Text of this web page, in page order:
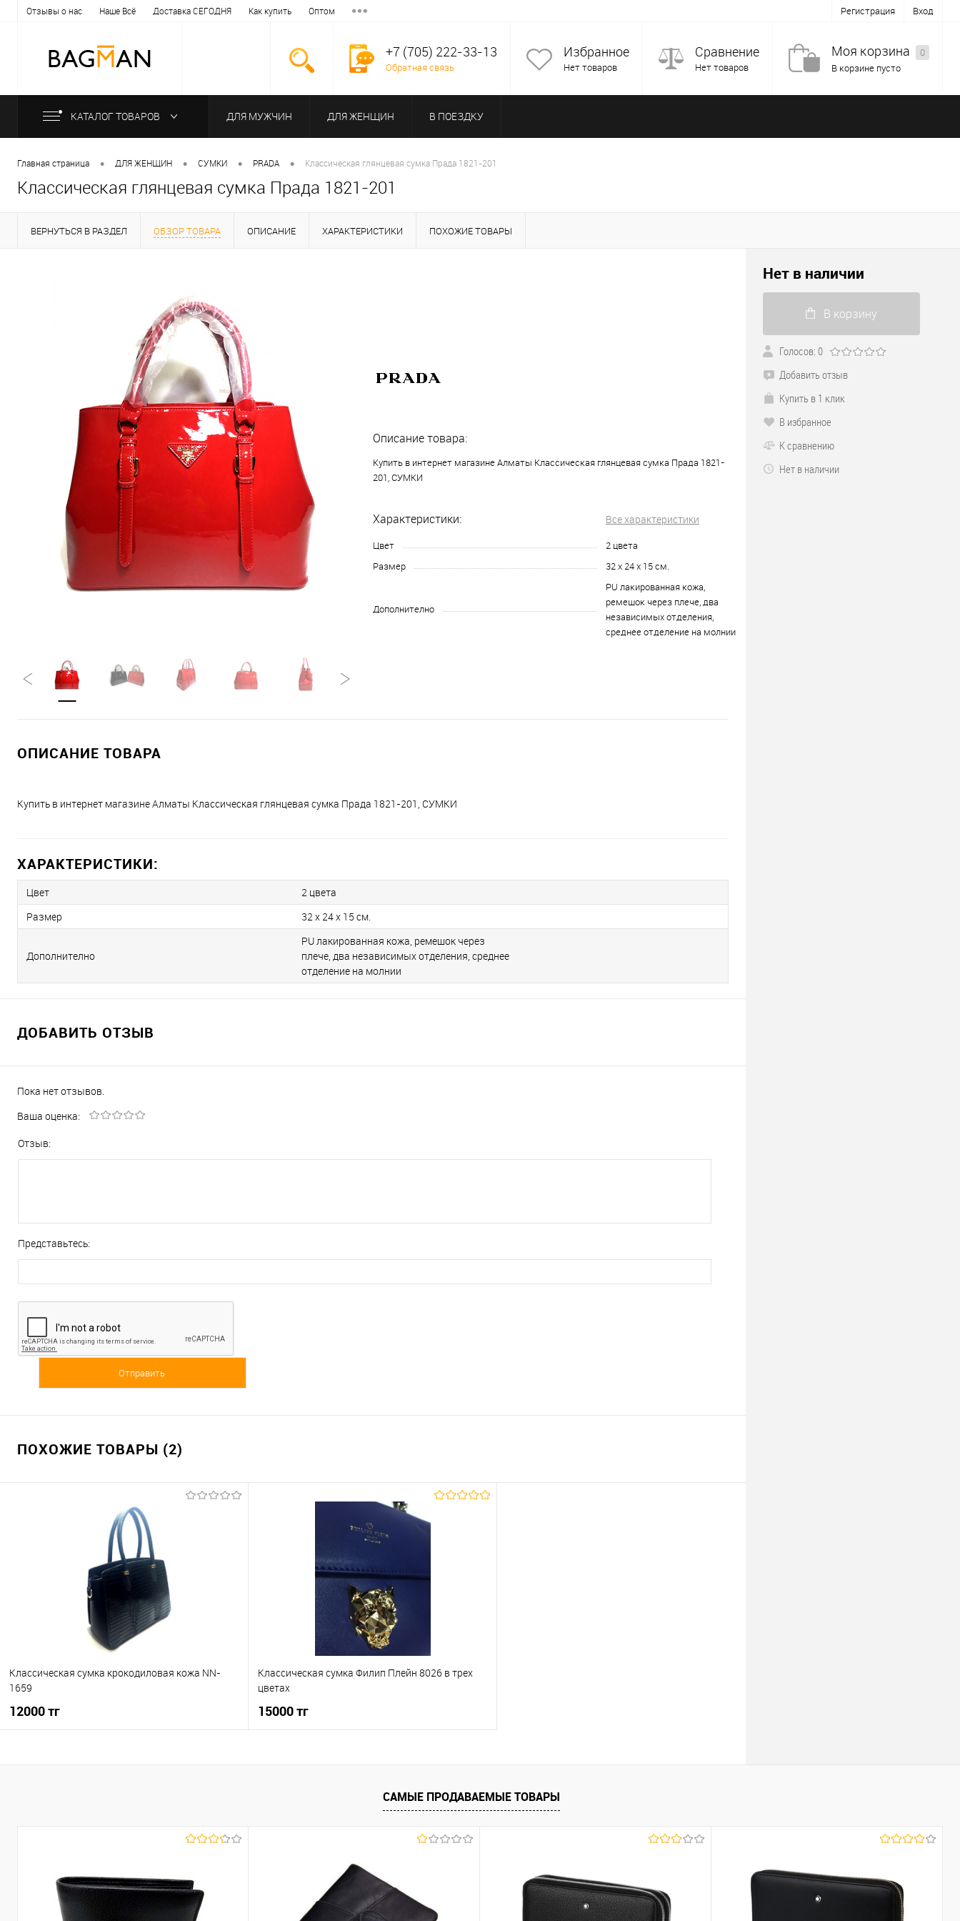
Отзывы о нас Наше Всё Доставка СЕГОДНЯ Как купить Оптом Регистрация Вход
+7 (705) 222-33-13
Обратная связь
Избранное
Нет товаров
Сравнение
Нет товаров
Моя корзина
0
В корзине пусто
КАТАЛОГ ТОВАРОВ ДЛЯ МУЖЧИН ДЛЯ ЖЕНЩИН В ПОЕЗДКУ
Главная страница • ДЛЯ ЖЕНЩИН • СУМКИ • PRADA • Классическая глянцевая сумка Прада 1821-201
Классическая глянцевая сумка Прада 1821-201
ВЕРНУТЬСЯ В РАЗДЕЛ ОБЗОР ТОВАРА ОПИСАНИЕ ХАРАКТЕРИСТИКИ ПОХОЖИЕ ТОВАРЫ
Описание товара:
Купить в интернет магазине Алматы Классическая глянцевая сумка Прада 1821-
201, СУМКИ
Характеристики: Все характеристики
Цвет
2 цвета
Размер
32 x 24 x 15 см.
Дополнително
PU лакированная кожа,
ремешок через плече, два
независимых отделения,
среднее отделение на молнии
ОПИСАНИЕ ТОВАРА
Купить в интернет магазине Алматы Классическая глянцевая сумка Прада 1821-201, СУМКИ
ХАРАКТЕРИСТИКИ:
Цвет
2 цвета
Размер
32 x 24 x 15 см.
Дополнително
PU лакированная кожа, ремешок через
плече, два независимых отделения, среднее
отделение на молнии
ДОБАВИТЬ ОТЗЫВ
Пока нет отзывов.
Ваша оценка:
Отзыв:
Представьтесь:
ПОХОЖИЕ ТОВАРЫ (2)
Классическая сумка крокодиловая кожа NN-
1659
12000 тг
Классическая сумка Филип Плейн 8026 в трех
цветах
15000 тг
К сравнению
В наличии
Нет в наличии
В корзину
Голосов: 0
Добавить отзыв
Купить в 1 клик
В избранное
К сравнению
Нет в наличии
САМЫЕ ПРОДАВАЕМЫЕ ТОВАРЫ